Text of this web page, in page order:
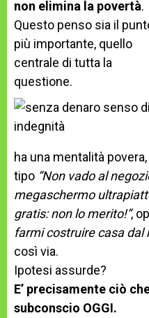
non elimina la povertà.
Questo penso sia il
più importante, quello
centrale di tutta la
questione.
ha una mentalità
tipo “Non vado al
megaschermo
gratis: non lo merito!”,
farmi costruire casa dal
così via.
Ipotesi assurde?
E’ precisamente ciò
subconscio OGGI.